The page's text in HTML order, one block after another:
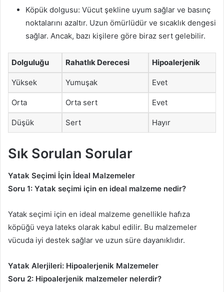
Köpük dolgusu: Vücut şekline uyum sağlar ve basınç
noktalarını azaltır. Uzun ömürlüdür ve sıcaklık dengesi
sağlar. Ancak, bazı kişilere göre biraz sert gelebilir.
Dolguluğu Rahatlık Derecesi Hipoalerjenik
Yüksek Yumuşak Evet
Orta Orta sert Evet
Düşük Sert Hayır
Sık Sorulan Sorular
Yatak Seçimi İçin İdeal Malzemeler
Soru 1: Yatak seçimi için en ideal malzeme nedir?
Yatak seçimi için en ideal malzeme genellikle hafıza
köpüğü veya lateks olarak kabul edilir. Bu malzemeler
vücuda iyi destek sağlar ve uzun süre dayanıklıdır.
Yatak Alerjileri: Hipoalerjenik Malzemeler
Soru 2: Hipoalerjenik malzemeler nelerdir?